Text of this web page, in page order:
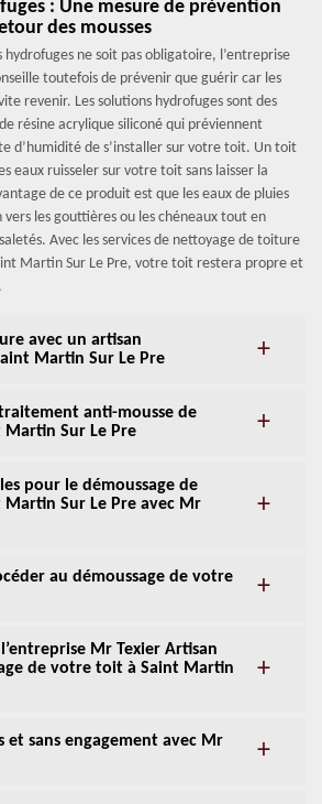
: Une mesure de prévention
des mousses
hydrofuges ne soit pas obligatoire, l’entreprise
toutefois de prévenir que guérir car les
revenir. Les solutions hydrofuges sont des
résine acrylique siliconé qui préviennent
d’humidité de s’installer sur votre toit. Un toit
eaux ruisseler sur votre toit sans laisser la
de ce produit est que les eaux de pluies
les gouttières ou les chéneaux tout en
Avec les services de nettoyage de toiture
Martin Sur Le Pre, votre toit restera propre et
avec un artisan
Martin Sur Le Pre
anti-mousse de
Sur Le Pre
pour le démoussage de
Sur Le Pre avec Mr
au démoussage de votre
Mr Texier Artisan
de votre toit à Saint Martin
et sans engagement avec Mr